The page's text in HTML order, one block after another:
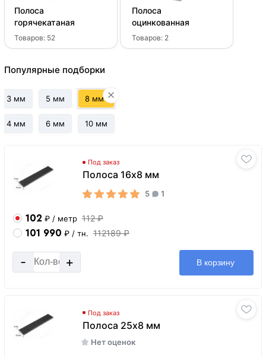
Полоса
горячекатаная
Товаров: 52
Полоса
оцинкованная
Товаров: 2
Популярные подборки
3 мм
4 мм
5 мм
6 мм
8 мм
10 мм
Под заказ
Полоса 16х8 мм
5 1
102 ₽ / метр 112 ₽
101 990 ₽ / тн. 112189 ₽
- + В корзину
Под заказ
Полоса 25х8 мм
Нет оценок